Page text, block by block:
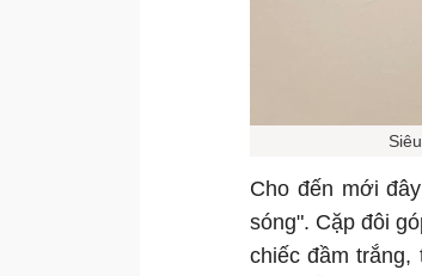
Cho đến mới
sóng". Cặp đôi
chiếc đầm